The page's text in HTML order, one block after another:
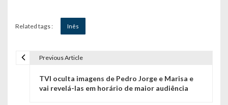
Related tags : Inês
Previous Article
TVI oculta imagens de Pedro Jorge e Marisa e
vai revelá-las em horário de maior audiência